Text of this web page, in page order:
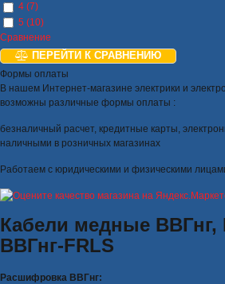
4 (7)
5 (10)
Сравнение
ПЕРЕЙТИ К СРАВНЕНИЮ
Формы оплаты
В нашем Интернет-магазине электрики и
возможны различные формы оплаты :
безналичный расчет, кредитные карты,
наличными в розничных магазинах
Работаем с юридическими и физическими
Кабели медные ВВГнг,
ВВГнг-FRLS
Расшифровка ВВГнг: